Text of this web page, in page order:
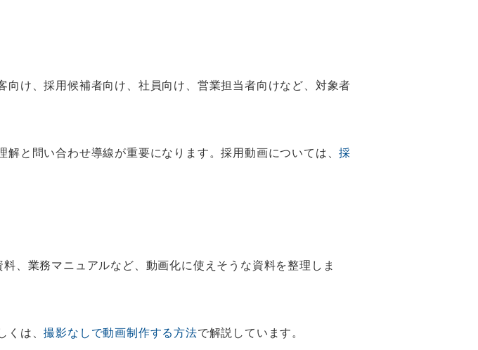
け、採用候補者向け、社員向け、営業担当者向けなど、対象者
と問い合わせ導線が重要になります。採用動画については、採
、業務マニュアルなど、動画化に使えそうな資料を整理しま
くは、撮影なしで動画制作する方法で解説しています。